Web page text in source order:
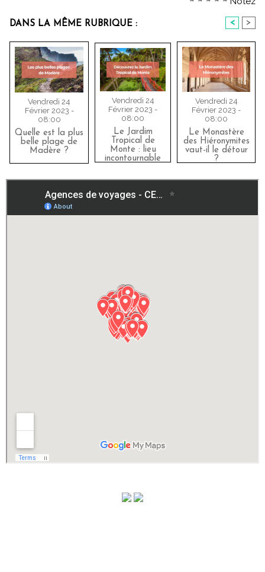
DANS LA MÊME RUBRIQUE : < >
Vendredi 24
Février 2023 -
08:00
Quelle est la plus
belle plage de
Madère ?
Vendredi 24
Février 2023 -
08:00
Le Jardim
Tropical de
Monte : lieu
incontournable
Vendredi 24
Février 2023 -
08:00
Le Monastère
des Hiéronymites
vaut-il le détour
?